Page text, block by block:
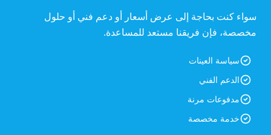
سواء كنت بحاجة إلى عرض أسعار أو دعم فني أو حلول
مخصصة، فإن فريقنا مستعد للمساعدة.
سياسة العينات
الدعم الفني
مدفوعات مرنة
خدمة مخصصة